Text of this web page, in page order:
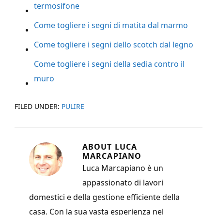
termosifone
Come togliere i segni di matita dal marmo
Come togliere i segni dello scotch dal legno
Come togliere i segni della sedia contro il
muro
FILED UNDER: PULIRE
ABOUT LUCA
MARCAPIANO
Luca Marcapiano è un
appassionato di lavori
domestici e della gestione efficiente della
casa. Con la sua vasta esperienza nel